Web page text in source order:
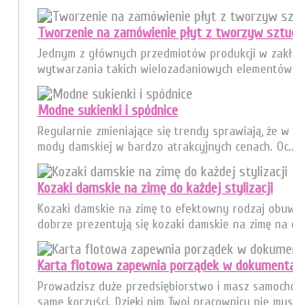
Tworzenie na zamówienie płyt z tworzyw
Jednym z głównych przedmiotów produkcji w
wytwarzania takich wielozadaniowych
Modne sukienki i spódnice
Regularnie zmieniające się trendy sprawiają, że
mody damskiej w bardzo atrakcyjnych cenach.
Kozaki damskie na zimę do każdej stylizacji
Kozaki damskie na zimę to efektowny rodzaj
dobrze prezentują się kozaki damskie na zimę na
Karta flotowa zapewnia porządek w
Prowadzisz duże przedsiębiorstwo i masz
same korzyści. Dzięki nim Twoi pracownicy nie